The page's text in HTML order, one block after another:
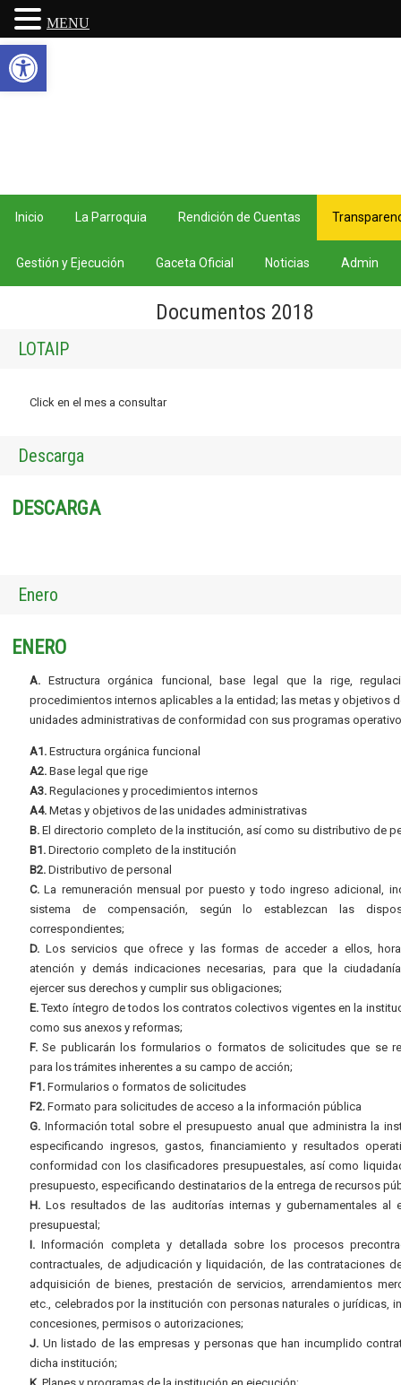
Inicio La Parroquia Rendición de Cuentas
Gestión y Ejecución Gaceta Oficial Noticias Admin
Documentos 2018
LOTAIP
Click en el mes a consultar
Descarga
DESCARGA
Enero
ENERO
A. Estructura orgánica funcional, base legal que la rige,
procedimientos internos aplicables a la entidad; las metas y objetivos
unidades administrativas de conformidad con sus programas
A1. Estructura orgánica funcional
A2. Base legal que rige
A3. Regulaciones y procedimientos internos
A4. Metas y objetivos de las unidades administrativas
B. El directorio completo de la institución, así como su distributivo de
B1. Directorio completo de la institución
B2. Distributivo de personal
C. La remuneración mensual por puesto y todo ingreso adicional,
sistema de compensación, según lo establezcan las
correspondientes;
D. Los servicios que ofrece y las formas de acceder a ellos,
atención y demás indicaciones necesarias, para que la
ejercer sus derechos y cumplir sus obligaciones;
E.Texto íntegro de todos los contratos colectivos vigentes en la
como sus anexos y reformas;
F. Se publicarán los formularios o formatos de solicitudes que se
para los trámites inherentes a su campo de acción;
F1. Formularios o formatos de solicitudes
F2. Formato para solicitudes de acceso a la información pública
G. Información total sobre el presupuesto anual que administra la
especificando ingresos, gastos, financiamiento y resultados
conformidad con los clasificadores presupuestales, así como
presupuesto, especificando destinatarios de la entrega de recursos
H. Los resultados de las auditorías internas y gubernamentales al
presupuestal;
I. Información completa y detallada sobre los procesos
contractuales, de adjudicación y liquidación, de las contrataciones
adquisición de bienes, prestación de servicios, arrendamientos
etc., celebrados por la institución con personas naturales o jurídicas,
concesiones, permisos o autorizaciones;
J. Un listado de las empresas y personas que han incumplido
dicha institución;
MENU
Abrir barra de herramientas